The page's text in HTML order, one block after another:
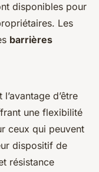
disponibles pour
Les
barrières
d’être
une flexibilité
ceux qui peuvent
dispositif de
résistance